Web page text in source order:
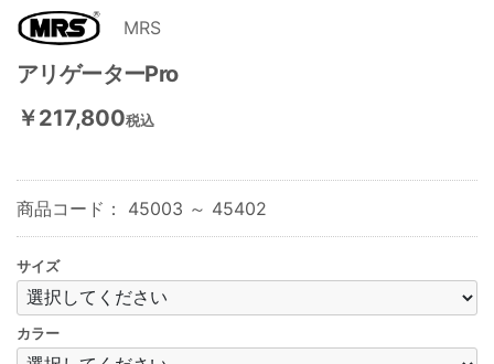
MRS
アリゲーターPro
￥217,800税込
商品コード： 45003 ～ 45402
サイズ
カラー